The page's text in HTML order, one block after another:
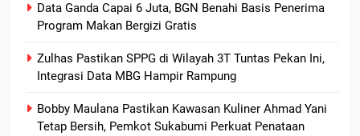
Data Ganda Capai 6 Juta, BGN Benahi Basis Penerima
Program Makan Bergizi Gratis
Zulhas Pastikan SPPG di Wilayah 3T Tuntas Pekan Ini,
Integrasi Data MBG Hampir Rampung
Bobby Maulana Pastikan Kawasan Kuliner Ahmad Yani
Tetap Bersih, Pemkot Sukabumi Perkuat Penataan